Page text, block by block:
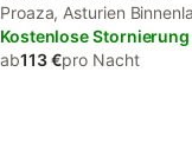
Proaza, Asturien
Kostenlose Stornierung
ab113 €pro Nacht